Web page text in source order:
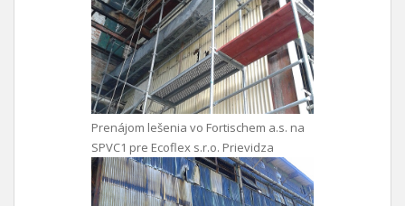
Prenájom lešenia vo Fortischem a.s. na
SPVC1 pre Ecoflex s.r.o. Prievidza